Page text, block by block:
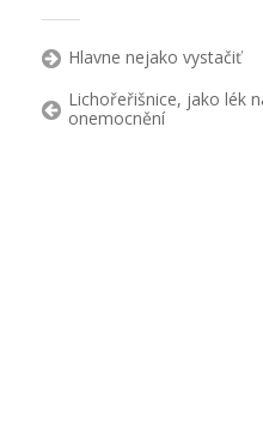
Hlavne nejako vystačiť
Lichořeřišnice, jako lék
onemocnění